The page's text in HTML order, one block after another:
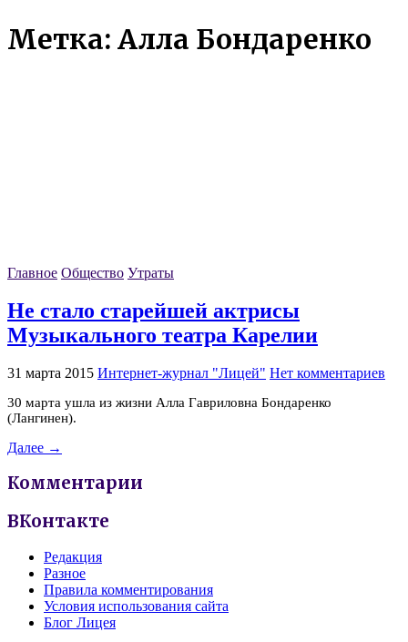
Метка: Алла Бондаренко
Главное Общество Утраты
Не стало старейшей актрисы
Музыкального театра Карелии
31 марта 2015 Интернет-журнал "Лицей" Нет комментариев
30 марта ушла из жизни Алла Гавриловна Бондаренко
(Лангинен).
Далее →
Комментарии
ВКонтакте
Редакция
Разное
Правила комментирования
Условия использования сайта
Блог Лицея